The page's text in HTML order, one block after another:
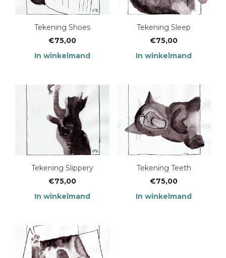
Tekening Shoes
€75,00
In winkelmand
Tekening Sleep
€75,00
In winkelmand
Tekening Slippery
€75,00
In winkelmand
Tekening Teeth
€75,00
In winkelmand